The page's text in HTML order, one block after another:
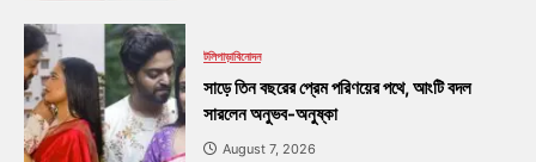
টলিপাড়াবিনোদন
সাড়ে তিন বছরের প্রেম পরিণয়ের পথে, আংটি বদল
সারলেন অনুভব-অনুষ্কা
August 7, 2026